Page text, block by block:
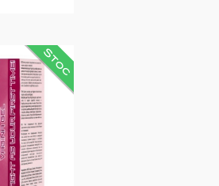
și
Reduce
forța
pentru
sexual
Țintă